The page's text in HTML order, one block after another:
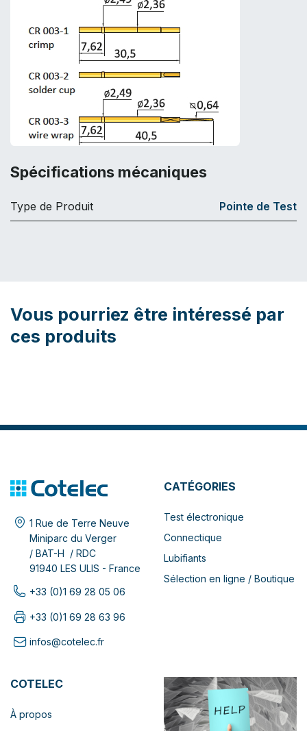
Spécifications mécaniques
Type de Produit Pointe de Test
Vous pourriez être intéressé par
ces produits
1 Rue de Terre Neuve
Miniparc du Verger
/ BAT-H / RDC
91940 LES ULIS - France
+33 (0)1 69 28 05 06
+33 (0)1 69 28 63 96
infos@cotelec.fr
CATÉGORIES
Test électronique
Connectique
Lubifiants
Sélection en ligne / Boutique
COTELEC
À propos